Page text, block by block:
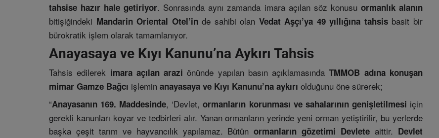
tahsise hazır hale getiriyor. Sonrasında aynı zamanda imara açılan söz konusu ormanlık alanın
bitişiğindeki Mandarin Oriental Otel’inde sahibi olan Vedat Aşçı’ya 49 yıllığına tahsisbasit bir
bürokratik işlem olarak tamamlanıyor.
Anayasaya ve Kıyı Kanunu’na Aykırı Tahsis
Tahsis edilerek imara açılan arazi önünde yapılan basın açıklamasındaTMMOB adına konuşan
mimar Gamze Bağcı işlemin anayasaya ve Kıyı Kanunu’na aykırı olduğunu öne sürerek;
“Anayasanın 169. Maddesinde, ‘Devlet,ormanların korunması ve sahalarının genişletilmesi için
gerekli kanunları koyar ve tedbirleri alır. Yanan ormanların yerinde yeni orman yetiştirilir, bu yerlerde
başka çeşit tarım ve hayvancılık yapılamaz. Bütünormanların gözetimi Devlete aittir. Devlet